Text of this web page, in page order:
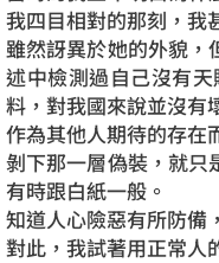
我四目相對的那刻，我
雖然訝異於她的外貌，
述中檢測過自己沒有
料，對我國來說並沒有
作為其他人期待的存在
剝下那一層偽裝，就只
有時跟白紙一般。
知道人心險惡有所防備
對此，我試著用正常人